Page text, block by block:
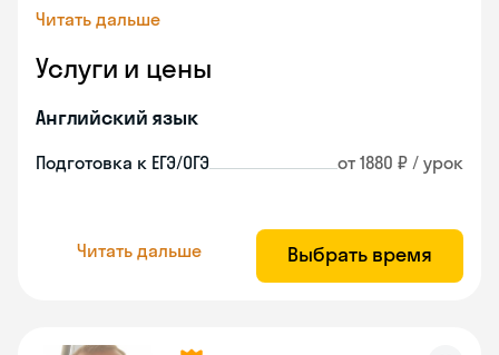
Читать дальше
Услуги и цены
Английский язык
Подготовка к ЕГЭ/ОГЭ от 1880 ₽ / урок
Читать дальше Выбрать время